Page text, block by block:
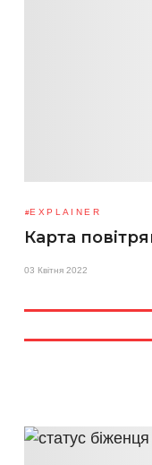
EXPLAINER
Карта
03 Квітня 2022